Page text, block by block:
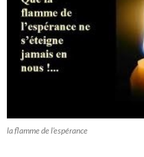
la flamme de l’espérance